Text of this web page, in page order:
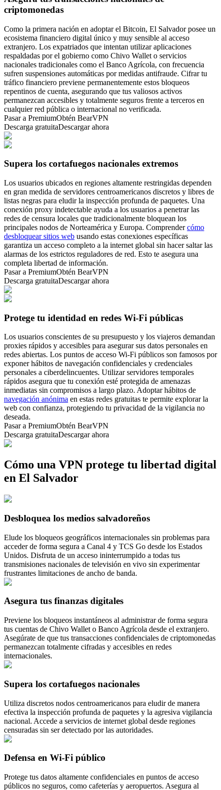
criptomonedas
Como la primera nación en adoptar el Bitcoin, El Salvador posee un
ecosistema financiero digital único y muy sensible al acceso
extranjero. Los expatriados que intentan utilizar aplicaciones
respaldadas por el gobierno como Chivo Wallet o servicios
nacionales tradicionales como el Banco Agrícola, con frecuencia
sufren suspensiones automáticas por medidas antifraude. Cifrar tu
tráfico financiero previene permanentemente estos bloqueos
repentinos de cuenta, asegurando que tus valiosos activos
permanezcan accesibles y totalmente seguros frente a terceros en
cualquier red pública o internacional no verificada.
Pasar a PremiumObtén BearVPN
Descarga gratuitaDescargar ahora
Supera los cortafuegos nacionales extremos
Los usuarios ubicados en regiones altamente restringidas dependen
en gran medida de servidores centroamericanos discretos y libres de
listas negras para eludir la inspección profunda de paquetes. Una
conexión proxy indetectable ayuda a los usuarios a penetrar las
redes de censura locales que tradicionalmente bloquean los
principales nodos de Norteamérica y Europa. Comprendercómo
desbloquear sitios web usando estas conexiones específicas
garantiza un acceso completo a la internet global sin hacer saltar las
alarmas de los estrictos reguladores de red. Esto te asegura una
completa libertad de información.
Pasar a PremiumObtén BearVPN
Descarga gratuitaDescargar ahora
Protege tu identidad en redes Wi-Fi públicas
Los usuarios conscientes de su presupuesto y los viajeros demandan
proxies rápidos y accesibles para asegurar sus datos personales en
redes abiertas. Los puntos de acceso Wi-Fi públicos son famosos por
exponer hábitos de navegación confidenciales y credenciales
personales a ciberdelincuentes. Utilizar servidores temporales
rápidos asegura que tu conexión esté protegida de amenazas
inmediatas sin compromisos a largo plazo. Adoptar hábitos de
navegación anónima en estas redes gratuitas te permite explorar la
web con confianza, protegiendo tu privacidad de la vigilancia no
deseada.
Pasar a PremiumObtén BearVPN
Descarga gratuitaDescargar ahora
Cómo una VPN protege tu libertad digital
en El Salvador
Desbloquea los medios salvadoreños
Elude los bloqueos geográficos internacionales sin problemas para
acceder de forma segura a Canal 4 y TCS Go desde los Estados
Unidos. Disfruta de un acceso ininterrumpido a todas tus
transmisiones nacionales de televisión en vivo sin experimentar
frustrantes limitaciones de ancho de banda.
Asegura tus finanzas digitales
Previene los bloqueos instantáneos al administrar de forma segura
tus cuentas de Chivo Wallet o Banco Agrícola desde el extranjero.
Asegúrate de que tus transacciones confidenciales de criptomonedas
permanezcan totalmente cifradas y accesibles en redes
internacionales.
Supera los cortafuegos nacionales
Utiliza discretos nodos centroamericanos para eludir de manera
efectiva la inspección profunda de paquetes y la agresiva vigilancia
nacional. Accede a servicios de internet global desde regiones
censuradas sin ser detectado por las autoridades.
Defensa en Wi-Fi público
Protege tus datos altamente confidenciales en puntos de acceso
públicos no seguros, como cafeterías y aeropuertos. Asegura al